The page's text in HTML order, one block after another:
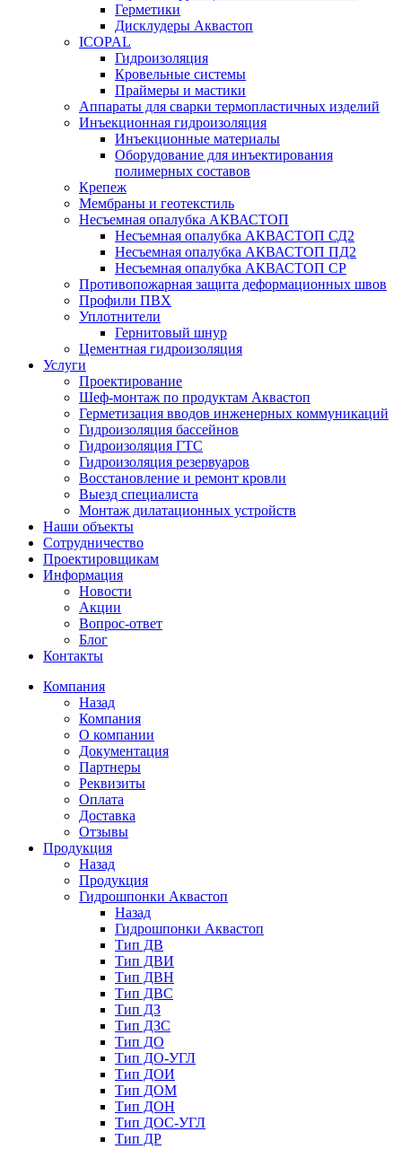
Герметики
Дисклудеры Аквастоп
ICOPAL
Гидроизоляция
Кровельные системы
Праймеры и мастики
Аппараты для сварки термопластичных изделий
Инъекционная гидроизоляция
Инъекционные материалы
Оборудование для инъектирования
полимерных составов
Крепеж
Мембраны и геотекстиль
Несъемная опалубка АКВАСТОП
Несъемная опалубка АКВАСТОП СД2
Несъемная опалубка АКВАСТОП ПД2
Несъемная опалубка АКВАСТОП СР
Противопожарная защита деформационных швов
Профили ПВХ
Уплотнители
Гернитовый шнур
Цементная гидроизоляция
Услуги
Проектирование
Шеф-монтаж по продуктам Аквастоп
Герметизация вводов инженерных коммуникаций
Гидроизоляция бассейнов
Гидроизоляция ГТС
Гидроизоляция резервуаров
Восстановление и ремонт кровли
Выезд специалиста
Монтаж дилатационных устройств
Наши объекты
Сотрудничество
Проектировщикам
Информация
Новости
Акции
Вопрос-ответ
Блог
Контакты
Компания
Назад
Компания
О компании
Документация
Партнеры
Реквизиты
Оплата
Доставка
Отзывы
Продукция
Назад
Продукция
Гидрошпонки Аквастоп
Назад
Гидрошпонки Аквастоп
Тип ДВ
Тип ДВИ
Тип ДВН
Тип ДВС
Тип ДЗ
Тип ДЗС
Тип ДО
Тип ДО-УГЛ
Тип ДОИ
Тип ДОМ
Тип ДОН
Тип ДОС-УГЛ
Тип ДР